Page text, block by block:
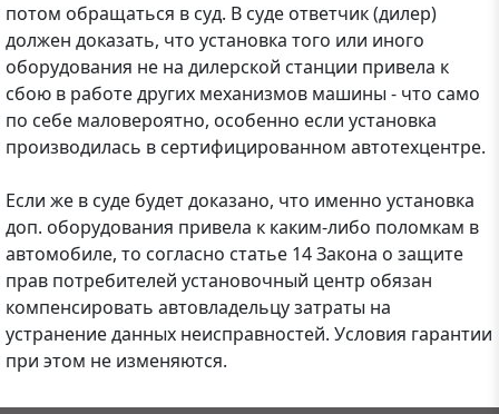
потом обращаться в суд. В суде ответчик (дилер)
должен доказать, что установка того или иного
оборудования не на дилерской станции привела к
сбою в работе других механизмов машины - что само
по себе маловероятно, особенно если установка
производилась в сертифицированном автотехцентре.
Если же в суде будет доказано, что именно установка
доп. оборудования привела к каким-либо поломкам в
автомобиле, то согласно статье 14 Закона о защите
прав потребителей установочный центр обязан
компенсировать автовладельцу затраты на
устранение данных неисправностей. Условия гарантии
при этом не изменяются.